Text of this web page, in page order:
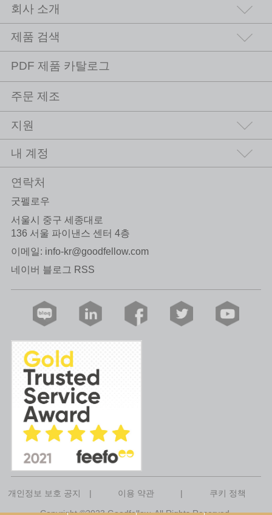
회사 소개
제품 검색
PDF 제품 카탈로그
주문 제조
지원
내 계정
연락처
굿펠로우
서울시 중구 세종대로
136 서울 파이낸스 센터 4층
이메일: info-kr@goodfellow.com
네이버 블로그 RSS
개인정보 보호 공지 | 이용 약관 | 쿠키 정책
Copyright ©2023 Goodfellow. All Rights Reserved.